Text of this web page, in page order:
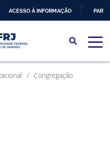
PARA
O
CONTEÚDO
ACESSO À INFORMAÇÃO
Congregação